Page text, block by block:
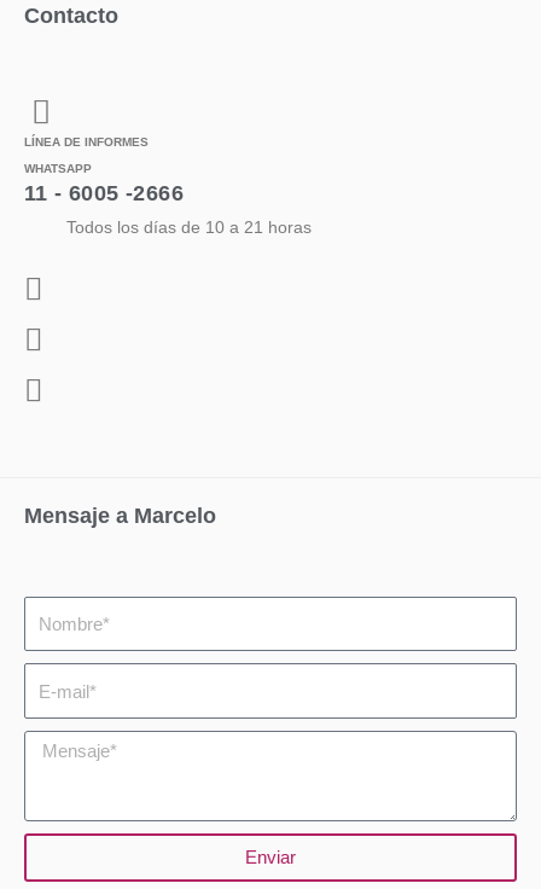
Contacto
LÍNEA DE INFORMES
WHATSAPP
11 - 6005 -2666
Todos los días de 10 a 21 horas
Mensaje a Marcelo
Mensaje
Enviar